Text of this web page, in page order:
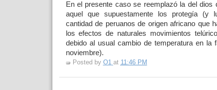
En el presente caso se reemplazó la del dios
aquel que supuestamente los protegía (y
cantidad de peruanos de origen africano que
los efectos de naturales movimientos
debido al usual cambio de temperatura en la
noviembre).
Posted by O1 at 11:46 PM